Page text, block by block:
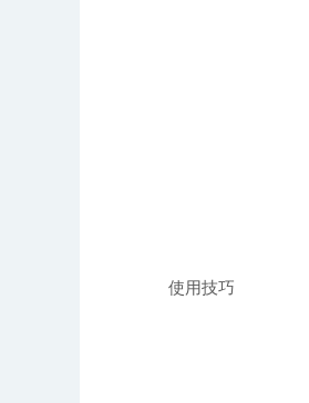
使用技巧